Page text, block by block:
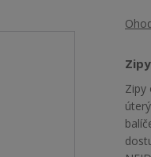
Zipy
Zipy